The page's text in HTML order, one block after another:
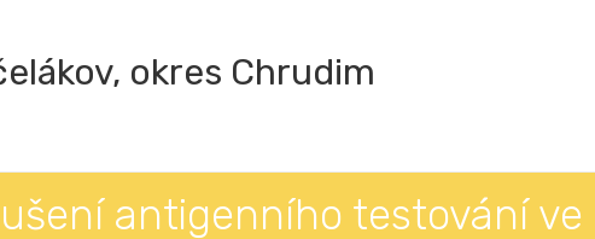
okres Chrudim
antigenního testování ve